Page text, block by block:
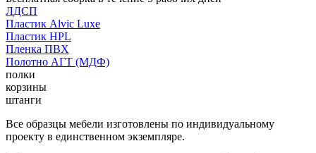
ЛДСП
Пластик Alvic Luxe
Пластик HPL
Пленка ПВХ
Полотно АГТ (МДФ)
полки
корзины
штанги
Все образцы мебели изготовлены по индивидуальному
проекту в единственном экземпляре.